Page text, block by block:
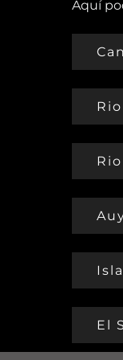
Aquí
El